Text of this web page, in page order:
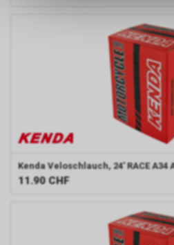
Kenda Veloschlauch, 24' RACE A34
11.90 CHF
keinerlei
persönlichen
zulassen.